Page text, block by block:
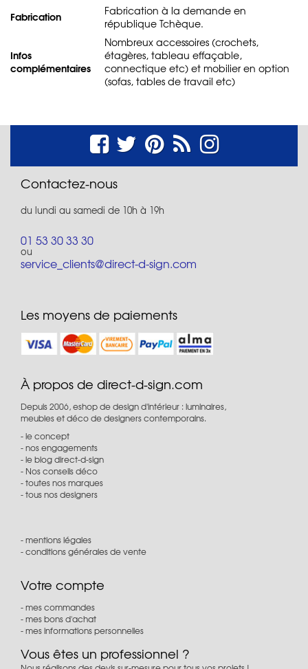
Fabrication
Fabrication à la demande en
république Tchèque.
Infos
complémentaires
Nombreux accessoires (crochets,
étagères, tableau effaçable,
connectique etc) et mobilier en option
(sofas, tables de travail etc)
Contactez-nous
du lundi au samedi de 10h à 19h
01 53 30 33 30
ou
service_clients@direct-d-sign.com
Les moyens de paiements
À propos de direct-d-sign.com
Depuis 2006, eshop de design d'intérieur : luminaires,
meubles et déco de designers contemporains.
le concept
nos engagements
le blog direct-d-sign
Nos conseils déco
toutes nos marques
tous nos designers
mentions légales
conditions générales de vente
Votre compte
mes commandes
mes bons d'achat
mes informations personnelles
Vous êtes un professionnel ?